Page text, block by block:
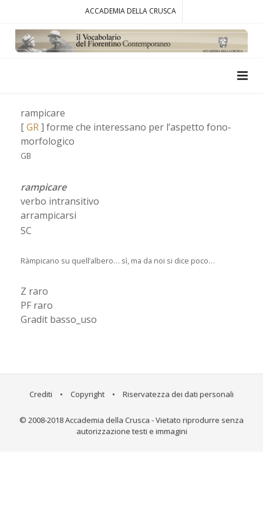
ACCADEMIA DELLA CRUSCA
rampicare
[GR] forme che interessano per l’aspetto fono-
morfologico
GB
rampicare
verbo intransitivo
arrampicarsi
SC
Ràmpicano su quell’albero… sì, ma da noi si dice poco…
Z raro
PF raro
Gradit basso_uso
Crediti • Copyright • Riservatezza dei dati personali
© 2008-2018 Accademia della Crusca - Vietato riprodurre senza
autorizzazione testi e immagini